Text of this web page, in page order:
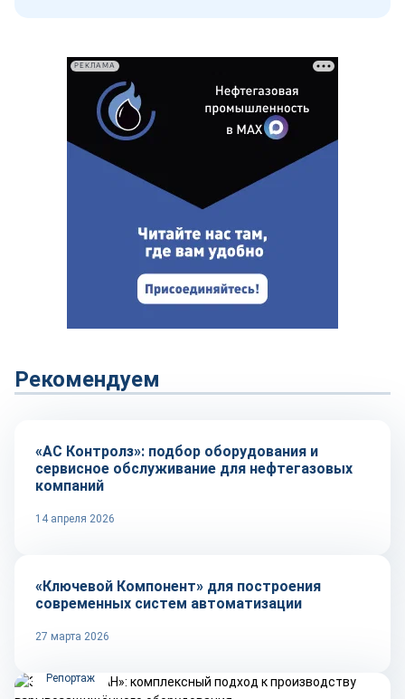
РЕКЛАМА
Рекомендуем
Репортаж
«АС Контролз»: подбор оборудования и
сервисное обслуживание для нефтегазовых
компаний
14 апреля 2026
Репортаж
«Ключевой Компонент» для построения
современных систем автоматизации
27 марта 2026
Репортаж